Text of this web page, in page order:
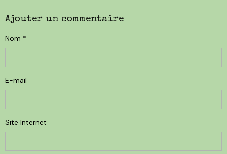
Ajouter un commentaire
Nom
E-mail
Site Internet